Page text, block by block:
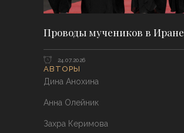
Проводы мучеников в Иране
24.07.2026
АВТОРЫ
Дина Анохина
Анна Олейник
Захра Керимова